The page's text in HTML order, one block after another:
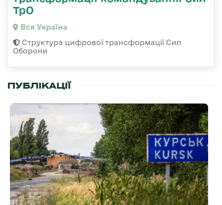
ТрО
Вся Україна
Структура цифрової трансформації Сил
Оборони
ПУБЛІКАЦІЇ